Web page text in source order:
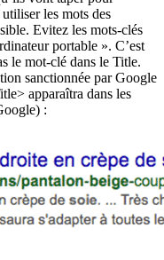
les mots des
Evitez les mots-clés
portable ». C’est
le mot-clé dans le Title.
sanctionnée par Google
apparaîtra dans les
: